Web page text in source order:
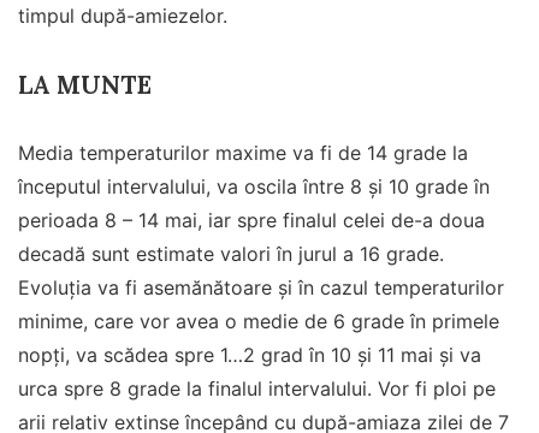
timpul după-amiezelor.
LA MUNTE
Media temperaturilor maxime va fi de 14 grade la
începutul intervalului, va oscila între 8 și 10 grade în
perioada 8 – 14 mai, iar spre finalul celei de-a doua
decadă sunt estimate valori în jurul a 16 grade.
Evoluția va fi asemănătoare și în cazul temperaturilor
minime, care vor avea o medie de 6 grade în primele
nopți, va scădea spre 1…2 grad în 10 și 11 mai și va
urca spre 8 grade la finalul intervalului. Vor fi ploi pe
arii relativ extinse începând cu după-amiaza zilei de 7